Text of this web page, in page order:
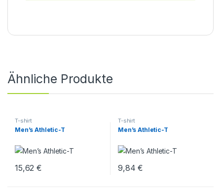
Ähnliche Produkte
T-shirt
Men’s Athletic-T
15,62€
T-shirt
Men’s Athletic-T
9,84€